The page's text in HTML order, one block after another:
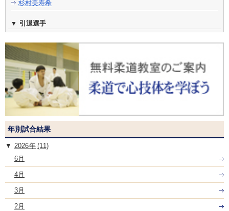
杉村美寿希
引退選手
年別試合結果
2026
(11)
6月
4月
3月
2月